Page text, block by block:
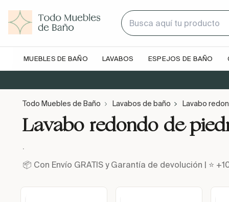
MUEBLES DE BAÑO LAVABOS ESPEJOS DE BAÑO
Todo Muebles de Baño Lavabos de baño Lavabo
Lavabo redondo de
.
📦 Con Envío GRATIS y Garantía de devolución | ⭐